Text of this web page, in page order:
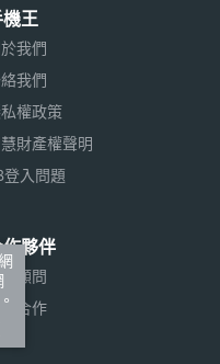
王
我們
我們
權政策
財產權聲明
登入問題
夥伴
顧問
合作